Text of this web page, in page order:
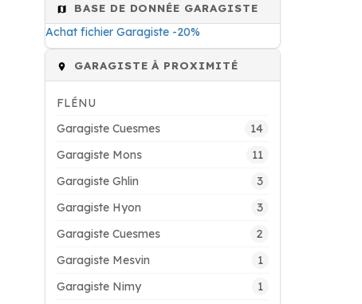
BASE DE DONNÉE GARAGISTE
Achat fichier Garagiste -20%
GARAGISTE À PROXIMITÉ
FLÉNU
Garagiste Cuesmes
14
Garagiste Mons 11
Garagiste Ghlin 3
Garagiste Hyon 3
Garagiste Cuesmes 2
Garagiste Mesvin 1
Garagiste Nimy 1